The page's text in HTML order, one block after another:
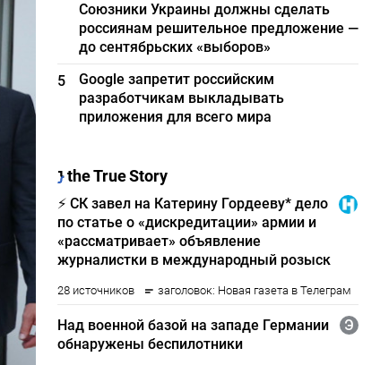
Союзники Украины должны сделать
россиянам решительное предложение —
до сентябрьских «выборов»
5
Google запретит российским
разработчикам выкладывать
приложения для всего мира